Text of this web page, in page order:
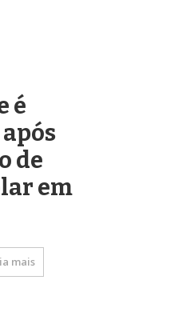
é
de
em
mais